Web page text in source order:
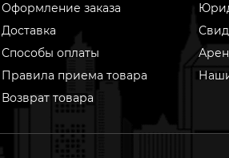
Оформление заказа
Доставка
Способы оплаты
Правила приема товара
Возврат товара